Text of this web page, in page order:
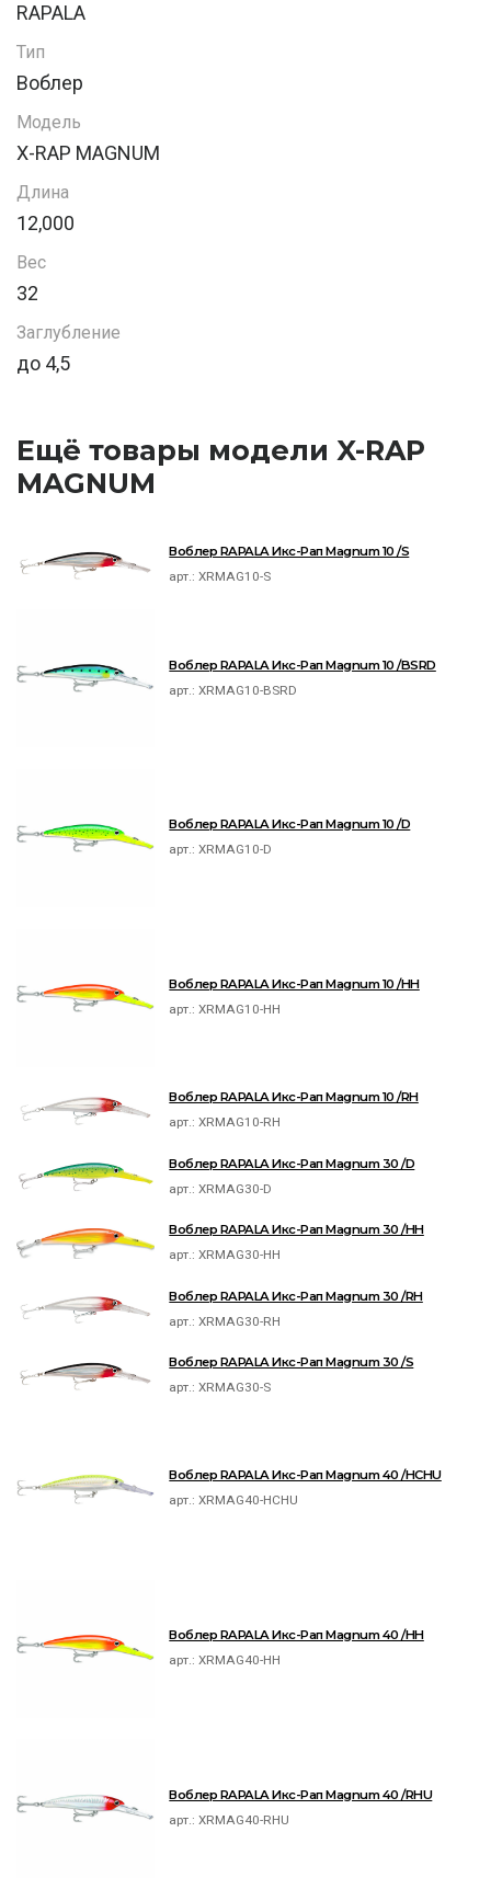
RAPALA
Тип
Воблер
Модель
X-RAP MAGNUM
Длина
12,000
Вес
32
Заглубление
до 4,5
Ещё товары модели X-RAP
MAGNUM
Воблер RAPALA Икс-Рап Magnum 10 /S
арт.:XRMAG10-S
Воблер RAPALA Икс-Рап Magnum 10 /BSRD
арт.:XRMAG10-BSRD
Воблер RAPALA Икс-Рап Magnum 10 /D
арт.:XRMAG10-D
Воблер RAPALA Икс-Рап Magnum 10 /HH
арт.:XRMAG10-HH
Воблер RAPALA Икс-Рап Magnum 10 /RH
арт.:XRMAG10-RH
Воблер RAPALA Икс-Рап Magnum 30 /D
арт.:XRMAG30-D
Воблер RAPALA Икс-Рап Magnum 30 /HH
арт.:XRMAG30-HH
Воблер RAPALA Икс-Рап Magnum 30 /RH
арт.:XRMAG30-RH
Воблер RAPALA Икс-Рап Magnum 30 /S
арт.:XRMAG30-S
Воблер RAPALA Икс-Рап Magnum 40 /HCHU
арт.:XRMAG40-HCHU
Воблер RAPALA Икс-Рап Magnum 40 /HH
арт.:XRMAG40-HH
Воблер RAPALA Икс-Рап Magnum 40 /RHU
арт.:XRMAG40-RHU